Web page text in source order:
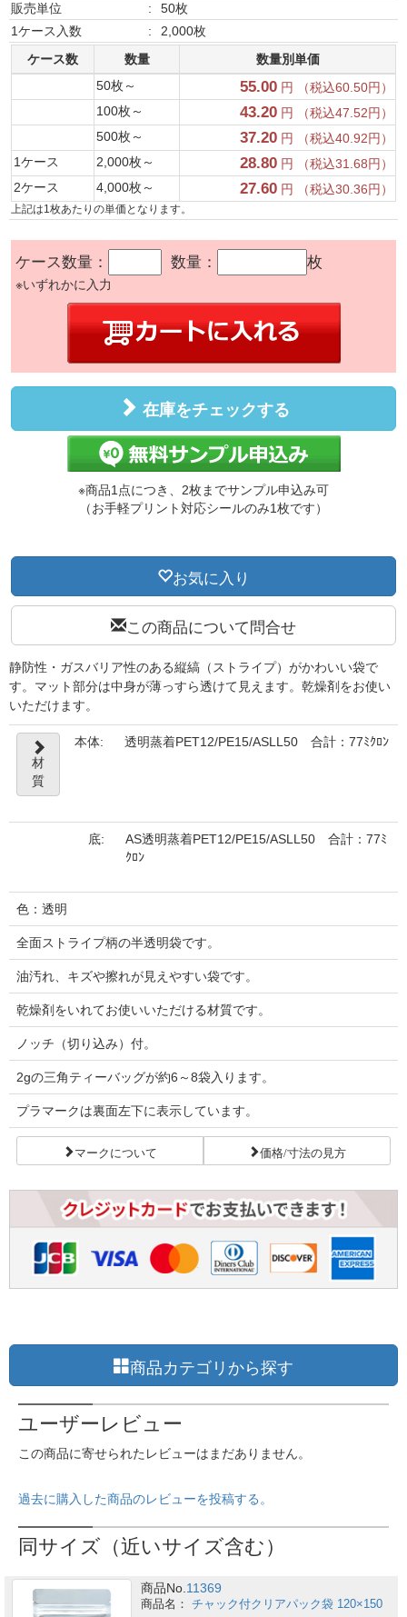
販売単位
:
50枚
1ケース入数
:
2,000枚
ケース数
数量
数量別単価
50枚～
55.00 円 （税込60.50円）
100枚～
43.20 円 （税込47.52円）
500枚～
37.20 円 （税込40.92円）
1ケース
2,000枚～ 28.80 円 （税込31.68円）
2ケース
4,000枚～ 27.60 円 （税込30.36円）
上記は1枚あたりの単価となります。
ケース数量： 数量： 枚
※いずれかに入力
在庫をチェックする
※商品1点につき、2枚までサンプル申込み可
（お手軽プリント対応シールのみ1枚です）
お気に入り
この商品について問合せ
静防性・ガスバリア性のある縦縞（ストライプ）がかわいい袋で
す。マット部分は中身が薄っすら透けて見えます。乾燥剤をお使い
いただけます。
材
質
本体: 透明蒸着PET12/PE15/ASLL50 合計：77ﾐｸﾛﾝ
底:
AS透明蒸着PET12/PE15/ASLL50 合計：77ﾐ
ｸﾛﾝ
色：透明
全面ストライプ柄の半透明袋です。
油汚れ、キズや擦れが見えやすい袋です。
乾燥剤をいれてお使いいただける材質です。
ノッチ（切り込み）付。
2gの三角ティーバッグが約6～8袋入ります。
プラマークは裏面左下に表示しています。
マークについて 価格/寸法の見方
商品カテゴリから探す
ユーザーレビュー
この商品に寄せられたレビューはまだありません。
過去に購入した商品のレビューを投稿する。
同サイズ（近いサイズ含む）
商品No. 11369
チャック付クリアパック袋 120×150